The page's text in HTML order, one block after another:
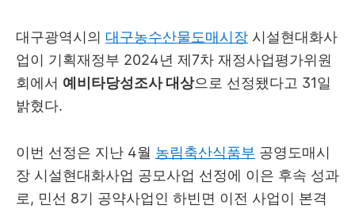
대구광역시의 대구농수산물도매시장 시설현대화사
업이 기획재정부 2024년 제7차 재정사업평가위원
회에서 예비타당성조사 대상으로 선정됐다고 31일
밝혔다.
이번 선정은 지난 4월 농림축산식품부 공영도매시
장 시설현대화사업 공모사업 선정에 이은 후속 성과
로, 민선 8기 공약사업인 하빈면 이전 사업이 본격